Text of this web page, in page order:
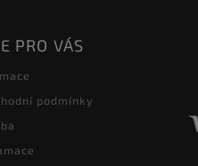
PRO VÁS
podmínky